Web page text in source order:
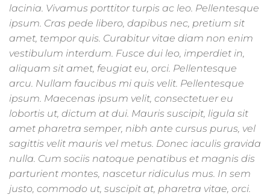
lacinia. Vivamus porttitor turpis ac leo. Pellentesque
ipsum. Cras pede libero, dapibus nec, pretium sit
amet, tempor quis. Curabitur vitae diam non enim
vestibulum interdum. Fusce dui leo, imperdiet in,
aliquam sit amet, feugiat eu, orci. Pellentesque
arcu. Nullam faucibus mi quis velit. Pellentesque
ipsum. Maecenas ipsum velit, consectetuer eu
lobortis ut, dictum at dui. Mauris suscipit, ligula sit
amet pharetra semper, nibh ante cursus purus, vel
sagittis velit mauris vel metus. Donec iaculis gravida
nulla. Cum sociis natoque penatibus et magnis dis
parturient montes, nascetur ridiculus mus. In sem
justo, commodo ut, suscipit at, pharetra vitae, orci.